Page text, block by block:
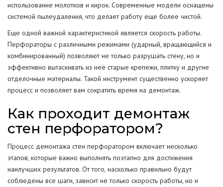
использование молотков и кирок. Современные модели оснащены
системой пылеудаления, что делает работу еще более чистой.
Еще одной важной характеристикой является скорость работы.
Перфораторы с различными режимами (ударный, вращающийся и
комбинированный) позволяют не только разрушать стену, но и
эффективно вытаскивать из неё старые крепежи, плитку и другие
отделочные материалы. Такой инструмент существенно ускоряет
процесс и позволяет вам сократить время на демонтаж.
Как проходит демонтаж
стен перфоратором?
Процесс демонтажа стен перфоратором включает несколько
этапов, которые важно выполнять поэтапно для достижения
наилучших результатов. От того, насколько правильно будут
соблюдены все шаги, зависит не только скорость работы, но и